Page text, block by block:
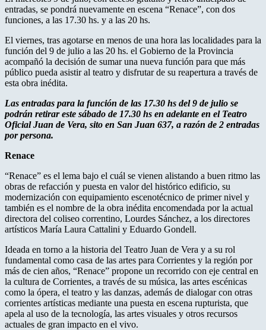
entradas, se pondrá nuevamente en escena “Renace”, con dos
funciones, a las 17.30 hs. y a las 20 hs.
El viernes, tras agotarse en menos de una hora las localidades para la
función del 9 de julio a las 20 hs. el Gobierno de la Provincia
acompañó la decisión de sumar una nueva función para que más
público pueda asistir al teatro y disfrutar de su reapertura a través de
esta obra inédita.
Las entradas para la función de las 17.30 hs del 9 de julio se
podrán retirar este sábado de 17.30 hs en adelante en el Teatro
Oficial Juan de Vera, sito en San Juan 637, a razón de 2 entradas
por persona.
Renace
“Renace” es el lema bajo el cuál se vienen alistando a buen ritmo las
obras de refacción y puesta en valor del histórico edificio, su
modernización con equipamiento escenotécnico de primer nivel y
también es el nombre de la obra inédita encomendada por la actual
directora del coliseo correntino, Lourdes Sánchez, a los directores
artísticos María Laura Cattalini y Eduardo Gondell.
Ideada en torno a la historia del Teatro Juan de Vera y a su rol
fundamental como casa de las artes para Corrientes y la región por
más de cien años, “Renace” propone un recorrido con eje central en
la cultura de Corrientes, a través de su música, las artes escénicas
como la ópera, el teatro y las danzas, además de dialogar con otras
corrientes artísticas mediante una puesta en escena rupturista, que
apela al uso de la tecnología, las artes visuales y otros recursos
actuales de gran impacto en el vivo.